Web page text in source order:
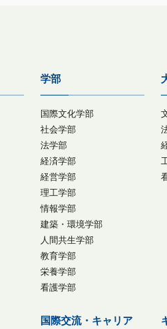
学部
国際文化学部
社会学部
法学部
経済学部
経営学部
理工学部
情報学部
建築・環境学部
人間共生学部
教育学部
栄養学部
看護学部
国際交流・キャリア